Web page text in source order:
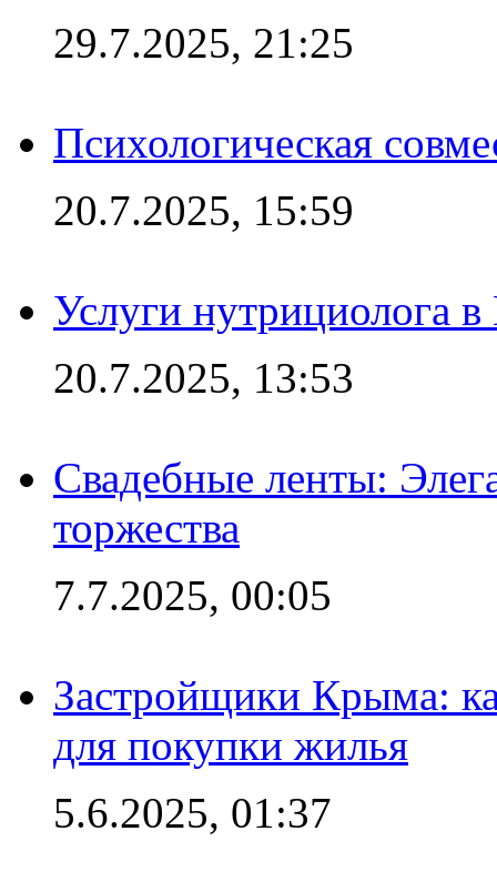
29.7.2025, 21:25
Психологическая
20.7.2025, 15:59
Услуги нутрициолога
20.7.2025, 13:53
Свадебные ленты:
торжества
7.7.2025, 00:05
Застройщики Крыма:
для покупки жилья
5.6.2025, 01:37